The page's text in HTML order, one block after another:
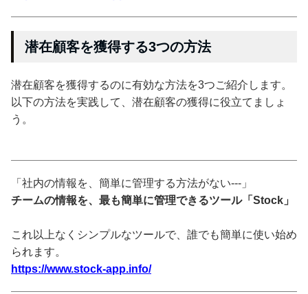
潜在顧客を獲得する3つの方法
潜在顧客を獲得するのに有効な方法を3つご紹介します。
以下の方法を実践して、潜在顧客の獲得に役立てましょ
う。
「社内の情報を、簡単に管理する方法がない---」
チームの情報を、最も簡単に管理できるツール「Stock」
これ以上なくシンプルなツールで、誰でも簡単に使い始め
られます。
https://www.stock-app.info/